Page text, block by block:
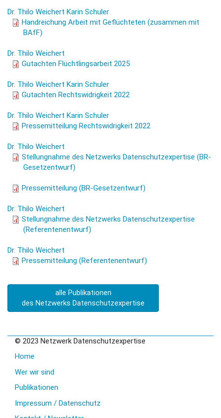
Handreichung Arbeit mit Geflüchteten
2025
Dr. Thilo Weichert Karin Schuler
Handreichung Arbeit mit Geflüchteten (zusammen mit
BAfF)
Gutachten Flüchtlingsarbeit 2025
Dr. Thilo Weichert
Gutachten Flüchtlingsarbeit 2025
gut_2022_azrg.pdf
Dr. Thilo Weichert Karin Schuler
Gutachten Rechtswidrigkeit 2022
pe_2022_azrg.pdf
Dr. Thilo Weichert Karin Schuler
Pressemitteilung Rechtswidrigkeit 2022
br_2021_azrwentwgbreg.pdf
Dr. Thilo Weichert
Stellungnahme des Netzwerks Datenschutzexpertise (BR-
Gesetzentwurf)
Pressemitteilung (BR-Gesetzentwurf)
BR_2021_AZRWEntwG.pdf
Dr. Thilo Weichert
Stellungnahme des Netzwerks Datenschutzexpertise
(Referentenentwurf)
PE_2021_AZRÄG.pdf
Dr. Thilo Weichert
Pressemitteilung (Referentenentwurf)
alle Publikationen
des Netzwerks Datenschutzexpertise
© 2023 Netzwerk Datenschutzexpertise
Home
Wer wir sind
Publikationen
Impressum / Datenschutz